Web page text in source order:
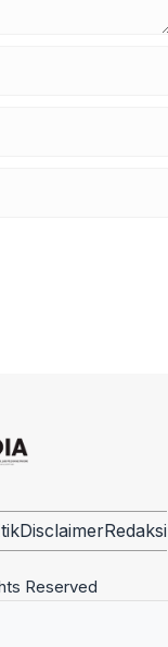
DisclaimerRedaksi
Reserved